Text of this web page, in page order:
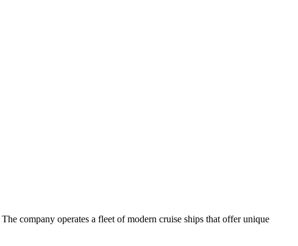
company operates a fleet of modern cruise ships that offer unique